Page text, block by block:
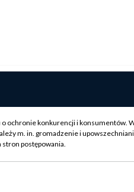
ochronie konkurencji i
m. in. gromadzenie i
postępowania.